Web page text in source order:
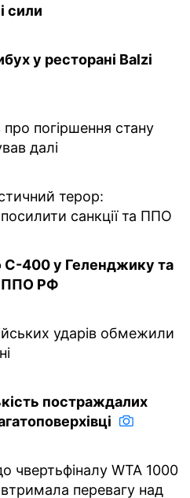
сили
у ресторані Balzi
погіршення стану
далі
терор:
санкції та ППО
С-400 у Геленджику та
ППО РФ
ударів обмежили
постраждалих
чвертьфіналу WTA 1000
перевагу над